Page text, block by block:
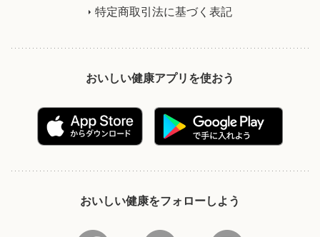
特定商取引法に基づく表記
おいしい健康アプリを使おう
おいしい健康をフォローしよう